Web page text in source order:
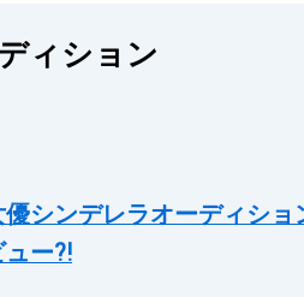
ィション
優シンデレラオーディシ
ー?!